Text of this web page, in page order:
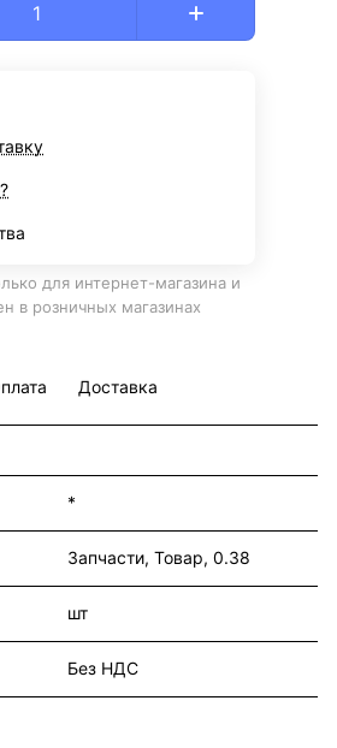
для интернет-магазина и
в розничных магазинах
Доставка
*
Запчасти, Товар, 0.38
шт
Без НДС